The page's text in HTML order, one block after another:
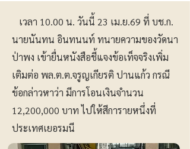
เวลา 10.00 น. วันนี้ 23 เม.ย.69 ที่ บช.ก.
นายนันทน อินทนนท์ ทนายความของวัดนา
ป่าพง เข้ายื่นหนังสือชี้แจงข้อเท็จจริงเพิ่ม
เติมต่อ พล.ต.ต.จรูญเกียรติ ปานแก้ว กรณี
ข้อกล่าวหาว่า มีการโอนเงินจำนวน
12,200,000 บาท ไปให้สีการายหนึ่งที่
ประเทศเยอรมนี